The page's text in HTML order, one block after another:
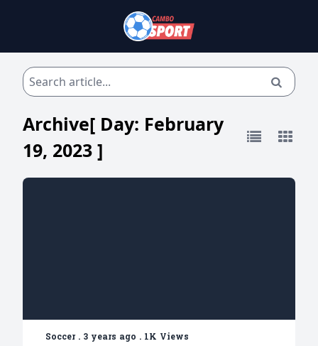
Archive[ Day: February
19, 2023 ]
Soccer. 3 years ago . 1K Views